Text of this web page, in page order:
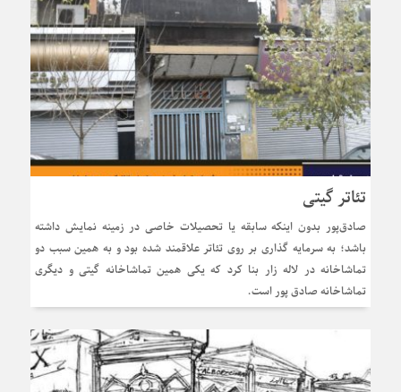
تئاتر گیتی
صادق‌پور بدون اینکه سابقه یا تحصیلات خاصی در زمینه نمایش داشته
باشد؛ به سرمایه گذاری بر روی تئاتر علاقمند شده بود و به همین سبب دو
تماشاخانه در لاله زار بنا کرد که یکی همین تماشاخانه گیتی و دیگری
تماشاخانه صادق پور است.